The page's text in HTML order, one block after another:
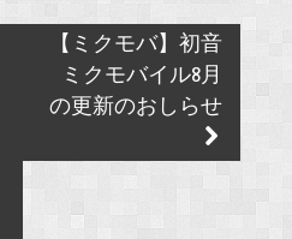
【ミクモバ】初音
ミクモバイル8月
の更新のおしらせ